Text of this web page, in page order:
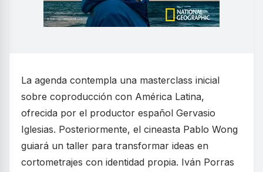
La agenda contempla una masterclass inicial
sobre coproducción con América Latina,
ofrecida por el productor español Gervasio
Iglesias. Posteriormente, el cineasta Pablo Wong
guiará un taller para transformar ideas en
cortometrajes con identidad propia. Iván Porras